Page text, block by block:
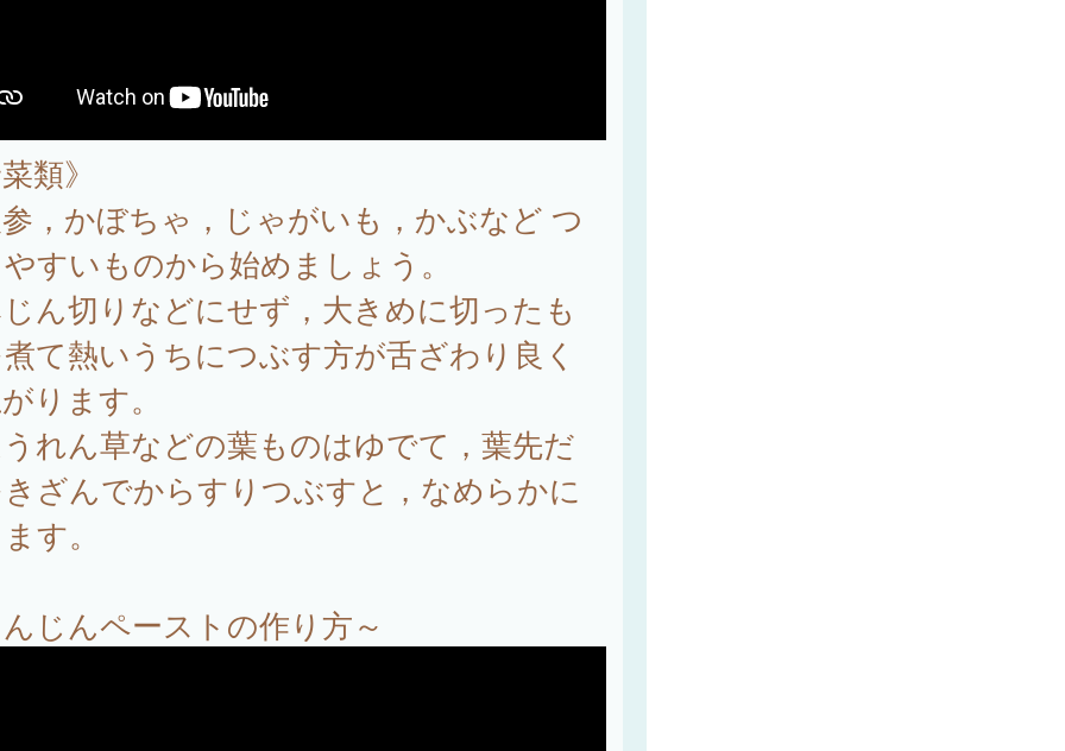
類》
，かぼちゃ，じゃがいも，かぶなど つ
すいものから始めましょう。
ん切りなどにせず，大きめに切ったも
て熱いうちにつぶす方が舌ざわり良く
ります。
れん草などの葉ものはゆでて，葉先だ
ざんでからすりつぶすと，なめらかに
す。
じんペーストの作り方～